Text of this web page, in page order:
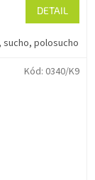
DETAIL
sucho, polosucho
Kód: 0340/K9